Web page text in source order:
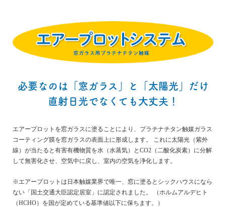
必要なのは「窓ガラス」と「太陽光」だけ
直射日光でなくても大丈夫！
エアープロットを窓ガラスに塗ることにより、プラチナチタン触媒ガラス
コーティング膜を窓ガラスの表面上に形成します。 これに太陽光（紫外
線）が当たると有害有機物質を水（水蒸気）とCO2（二酸化炭素）に分解
して無害化させ、空気中に戻し、室内の空気を浄化します。
※エアープロットは日本触媒業界で唯一、窓に塗るとシックハウスになら
ない「国土交通大臣認定居室」に認定されました。 （ホルムアルデヒト
（HCHO）を国が定めている基準値以下に保ちます。）